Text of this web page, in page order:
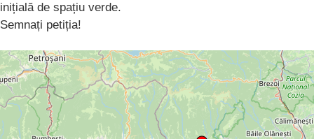
inițială de spațiu verde.
Semnați petiția!